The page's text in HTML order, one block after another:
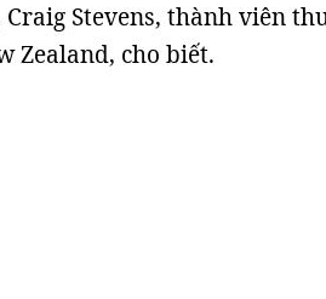
Craig Stevens, thành viên
Zealand, cho biết.